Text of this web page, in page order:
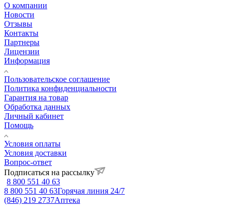
О компании
Новости
Отзывы
Контакты
Партнеры
Лицензии
Информация
Пользовательское соглашение
Политика конфиденциальности
Гарантия на товар
Обработка данных
Личный кабинет
Помощь
Условия оплаты
Условия доставки
Вопрос-ответ
Подписаться на рассылку
8 800 551 40 63
8 800 551 40 63Горячая линия 24/7
(846) 219 2737Аптека